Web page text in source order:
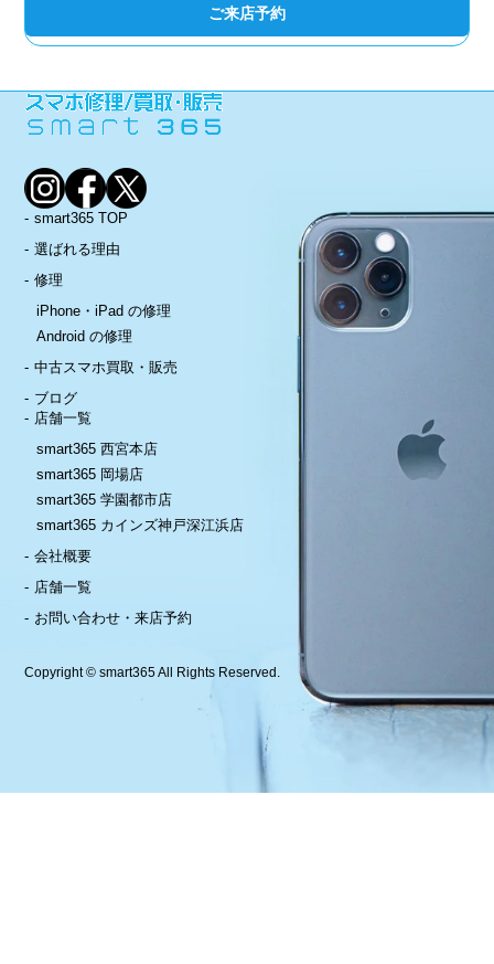
ご来店予約
smart365 TOP
選ばれる理由
修理
iPhone・iPad の修理
Android の修理
中古スマホ買取・販売
ブログ
店舗一覧
smart365 西宮本店
smart365 岡場店
smart365 学園都市店
smart365 カインズ神戸深江浜店
会社概要
店舗一覧
お問い合わせ・来店予約
Copyright © smart365 All Rights Reserved.